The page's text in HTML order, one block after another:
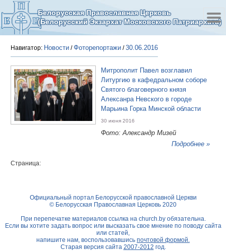
Белорусская Православная Церковь
(Белорусский Экзархат Московского Патриархата)
Навигатор: Новости /Фоторепортажи /30.06.2016
Митрополит Павел возглавил
Литургию в кафедральном соборе
Святого благоверного князя
Алексанра Невского в городе
Марьина Горка Минской области
30 июня 2016
Фото: Александр Мизей
Подробнее »
Страница:
Официальный портал Белорусской православной Церкви
© Белорусская Православная Церковь 2020
При перепечатке материалов ссылка на church.byобязательна.
Если вы хотите задать вопрос или высказать свое мнение по поводу сайта
или статей,
напишите нам, воспользовавшись почтовой формой.
Старая версия сайта 2007-2012 год.